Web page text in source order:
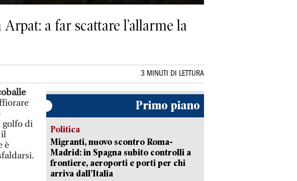
a far scattare l’allarme la
3 MINUTI DI LETTURA
golfo di
il
è
Primo piano
Politica
Migranti, nuovo scontro Roma-
Madrid: in Spagna subito controlli a
frontiere, aeroporti e porti per chi
arriva dall’Italia